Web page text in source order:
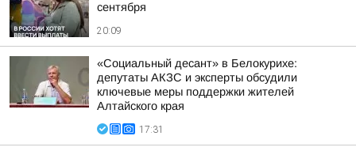
сентября
20:09
«Социальный десант» в Белокурихе:
депутаты АКЗС и эксперты обсудили
ключевые меры поддержки жителей
Алтайского края
17:31